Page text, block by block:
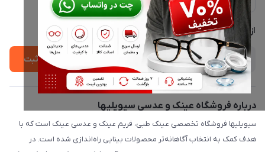
لیست محصولات
درباره ما
پشتیبانی واتساپ 09397003162
از جدید‌ترین تخفیف‌ها با‌ خبر شوید
ثبت
درباره فروشگاه عینک و عدسی سیویلیها
سیویلیها فروشگاه تخصصی عینک طبی، فریم عینک و عدسی عینک است که با
هدف کمک به انتخاب آگاهانه‌تر محصولات بینایی راه‌اندازی شده است. در